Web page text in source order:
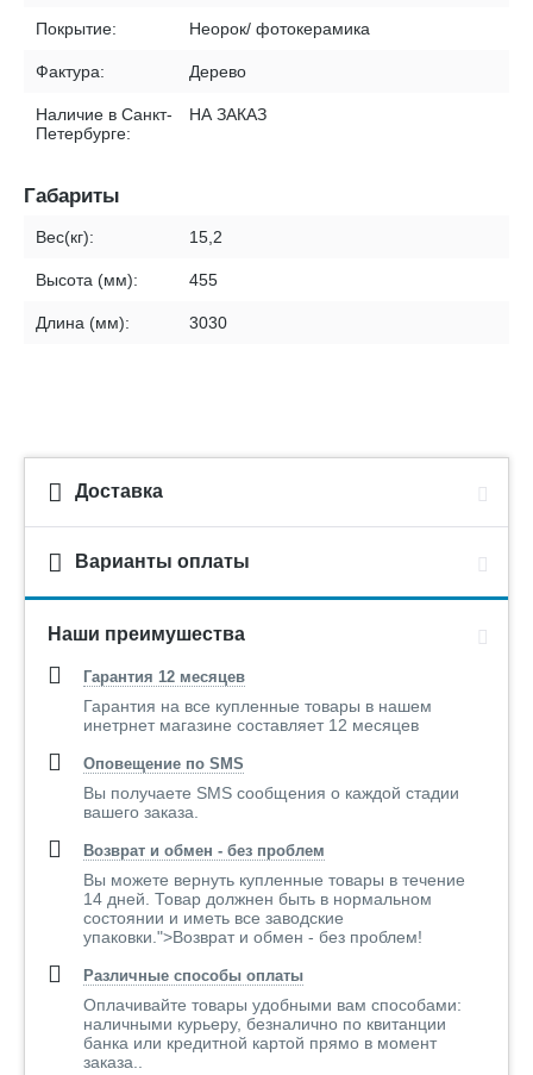
Покрытие: Неорок/ фотокерамика
Фактура: Дерево
Наличие в Санкт-
Петербурге:
НА ЗАКАЗ
Габариты
Вес(кг): 15,2
Высота (мм): 455
Длина (мм): 3030
Доставка
Варианты оплаты
Наши преимушества
Гарантия 12 месяцев
Гарантия на все купленные товары в нашем
инетрнет магазине составляет 12 месяцев
Оповещение по SMS
Вы получаете SMS сообщения о каждой стадии
вашего заказа.
Возврат и обмен - без проблем
Вы можете вернуть купленные товары в течение
14 дней. Товар должнен быть в нормальном
состоянии и иметь все заводские
упаковки.">Возврат и обмен - без проблем!
Различные способы оплаты
Оплачивайте товары удобными вам способами:
наличными курьеру, безналично по квитанции
банка или кредитной картой прямо в момент
заказа..